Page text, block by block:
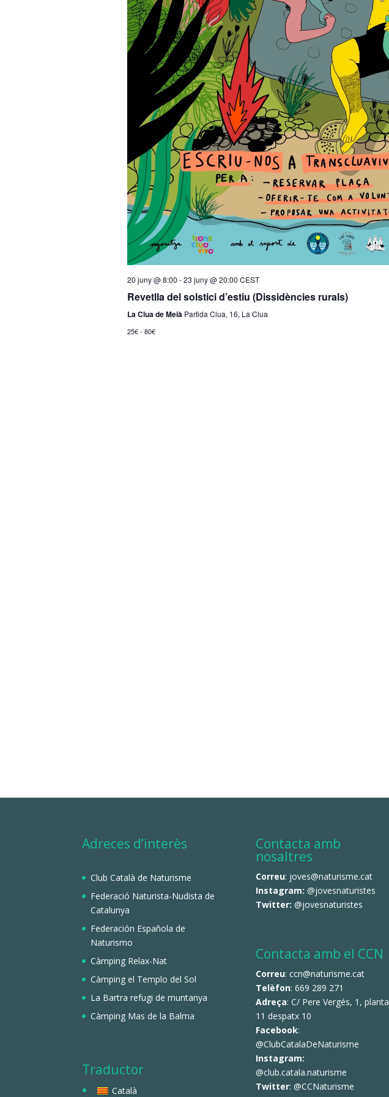
20 juny @ 8:00 -23 juny @ 20:00 CEST
Revetlla del solstici d’estiu (Dissidències rurals)
La Clua de Meià Partida Clua, 16, La Clua
25€ - 80€
Adreces d’interès
Club Català de Naturisme
Federació Naturista-Nudista de
Catalunya
Federación Española de
Naturismo
Càmping Relax-Nat
Càmping el Templo del Sol
La Bartra refugi de muntanya
Càmping Mas de la Balma
Traductor
Català
Contacta amb
nosaltres
Correu: joves@naturisme.cat
Instagram: @jovesnaturistes
Twitter: @jovesnaturistes
Contacta amb el CCN
Correu: ccn@naturisme.cat
Telèfon: 669 289 271
Adreça: C/ Pere Vergés, 1, planta
11 despatx 10
Facebook:
@ClubCatalaDeNaturisme
Instagram:
@club.catala.naturisme
Twitter: @CCNaturisme